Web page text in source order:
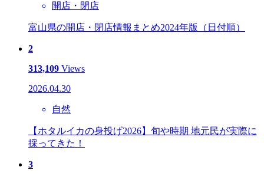
開店・閉店
富山県の開店・閉店情報まとめ2024年版（日付順）
2
313,109 Views
2026.04.30
自然
【ホタルイカの身投げ2026】旬や時期 地元民が実際に
採ってきた！
3